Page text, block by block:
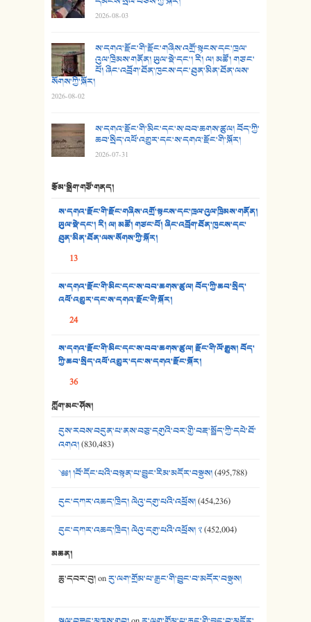
26. ཨ་མའི་ཐང་ཁུག
27. ལྕེ་བདེ་ཞོལ་གྱི་པང་གདན།
28. སྟོད་གཞས། - ཕན་ཐོག
30. སི་ལིང་འབྲི་མོ། - ཕན་ཐོག
31. ཕ་ཡུལ་ཡར་ཀླུང་།
32. ཨ་མ།
33. འཛོམས་པའི་ལམ།
34. ཉི་མ་སེམས་ལ་ཞོག་དང་། - ཟླ་སྒྲོན།
36. ཟླ་གཞོན་སྙན་དབྱངས། - ཟླ་སྒྲོན།
38. ཡབ་ཡུམ། - ཟླ་སྒྲོན།
2026-08-03
ས་དགའ་རྫོང་གི་རྫོང་གཞིས་འགྲོ་སྟངས་དང་ཁྲལ་
འུལ་ཁྲིམས་གནོན། ཡུལ་སྡེ་དང་། རི། ལ། མཚོ། གཙང་
པོ། ཞིང་འབྲོག་ཐོན་ཁུངས་དང་ཐུན་མིན་ཐོན་ལས་
སོགས་ཀྱི་སྐོར།
2026-08-02
ས་དགའ་རྫོང་གི་མིང་དང་ས་བབ་ཆགས་ཚུལ། བོད་ཀྱི་
ཆབ་སྲིད་འཕོ་འགྱུར་དང་ས་དགའ་རྫོང་གི་སྐོར།
2026-07-31
རྩོམ་སྒྲིག་གཙོ་གནད།
ས་དགའ་རྫོང་གི་རྫོང་གཞིས་འགྲོ་སྟངས་དང་ཁྲལ་འུལ་ཁྲིམས་གནོན།
ཡུལ་སྡེ་དང་། རི། ལ། མཚོ། གཙང་པོ། ཞིང་འབྲོག་ཐོན་ཁུངས་དང་
ཐུན་མིན་ཐོན་ལས་སོགས་ཀྱི་སྐོར།
13
ས་དགའ་རྫོང་གི་མིང་དང་ས་བབ་ཆགས་ཚུལ། བོད་ཀྱི་ཆབ་སྲིད་
འཕོ་འགྱུར་དང་ས་དགའ་རྫོང་གི་སྐོར།
24
ས་དགའ་རྫོང་གི་མིང་དང་ས་བབ་ཆགས་ཚུལ། རྫོང་གི་ལོ་རྒྱུས། བོད་
ཀྱི་ཆབ་སྲིད་འཕོ་འགྱུར་དང་ས་དགའ་རྫོང་སྐོར།
36
ཀློག་མང་ཤོས།
དུས་རབས་བདུན་པ་ནས་བཅུ་དགུའི་བར་གྱི་བརྡ་སྤྲོད་ཀྱི་དཔེ་ཐོ་
འགའ།(830,483)
༄༅། །བོ་དོང་པའི་བསྟན་པ་བྱུང་རིམ་མདོར་བསྡུས།(495,788)
དུང་དཀར་འཆད་ཁྲིད། ལེའུ་དགུ་པའི་འཕྲོས།(454,236)
དུང་དཀར་འཆད་ཁྲིད། ལེའུ་དགུ་པའི་འཕྲོས། ༢(452,004)
མཆན།
ཆུ་དབར་བུ།onརུ་ལག་གྲོམ་པ་རྒྱང་གི་བྱུང་བ་མདོར་བསྡུས།